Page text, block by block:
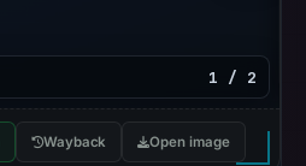
1 / 2
Wayback Open image